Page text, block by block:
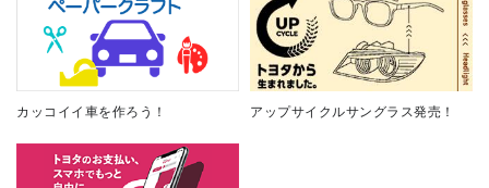
カッコイイ車を作ろう！ アップサイクルサングラス発売！